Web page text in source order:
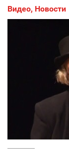
Видео, Новости